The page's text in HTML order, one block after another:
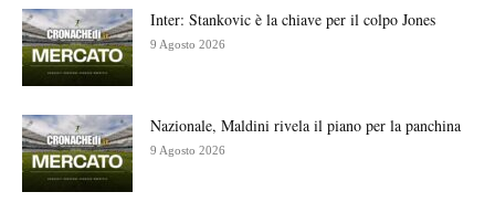
Inter: Stankovic è la chiave per il colpo Jones
9 Agosto 2026
Nazionale, Maldini rivela il piano per la panchina
9 Agosto 2026